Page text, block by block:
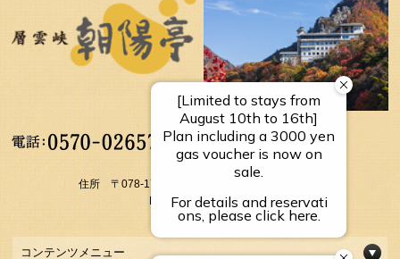
【受付時間】
10：00～17：00
住所 〒078-1795 北海道上川郡上川町層雲峡温泉
FAX： 01658-5-3054
コンテンツメニュー